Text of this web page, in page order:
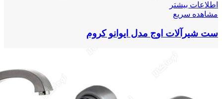
اطلاعات بیشتر
مشاهده سریع
ست شیرآلات اوج مدل ایوانو کروم